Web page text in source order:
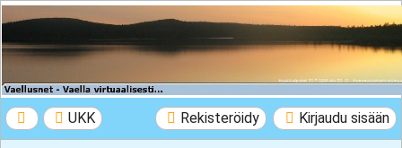
VAELLUSNET -
Vaellusturinat II
UKK Kirjaudu sisään
Rekisteröidy